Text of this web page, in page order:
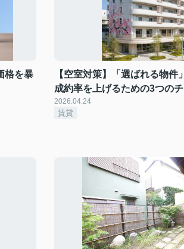
格を暴
【空室対策】「選ばれる物件
成約率を上げるための3つの
2026.04.24
賃貸